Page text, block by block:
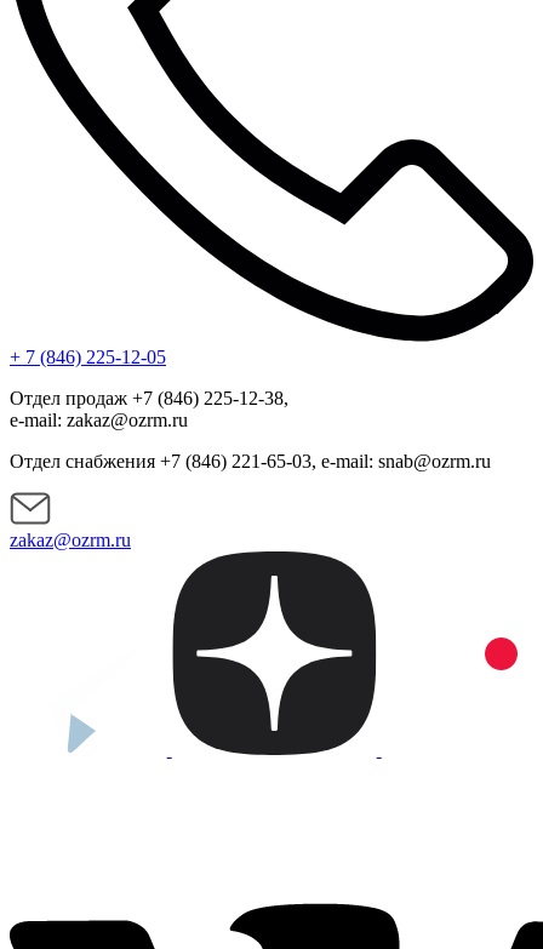
+ 7 (846) 225-12-05
Отдел продаж +7 (846) 225-12-38,
e-mail: zakaz@ozrm.ru
Отдел снабжения +7 (846) 221-65-03, e-mail: snab@ozrm.ru
zakaz@ozrm.ru